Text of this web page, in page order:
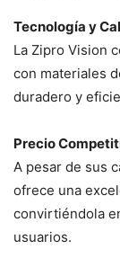
Tecnología y
La Zipro Vision
con materiales
duradero y
Precio
A pesar de sus
ofrece una
convirtiéndola
usuarios.